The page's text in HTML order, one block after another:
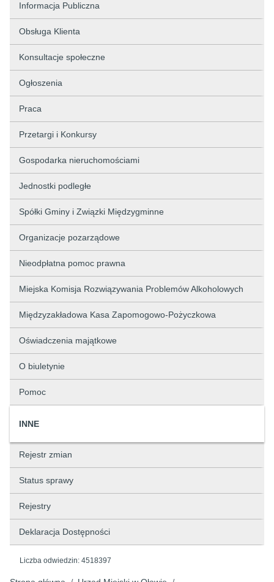
Informacja Publiczna
Obsługa Klienta
Konsultacje społeczne
Ogłoszenia
Praca
Przetargi i Konkursy
Gospodarka nieruchomościami
Jednostki podległe
Spółki Gminy i Związki Międzygminne
Organizacje pozarządowe
Nieodpłatna pomoc prawna
Miejska Komisja Rozwiązywania Problemów Alkoholowych
Międzyzakładowa Kasa Zapomogowo-Pożyczkowa
Oświadczenia majątkowe
O biuletynie
Pomoc
INNE
Rejestr zmian
Status sprawy
Rejestry
Deklaracja Dostępności
Liczba odwiedzin: 4518397